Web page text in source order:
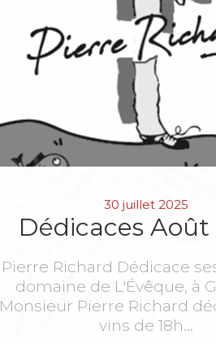
30 juillet 2025
Dédicaces Août
Pierre Richard Dédicace
domaine de L'Évêque, à
Monsieur Pierre Richard
vins de 18h...